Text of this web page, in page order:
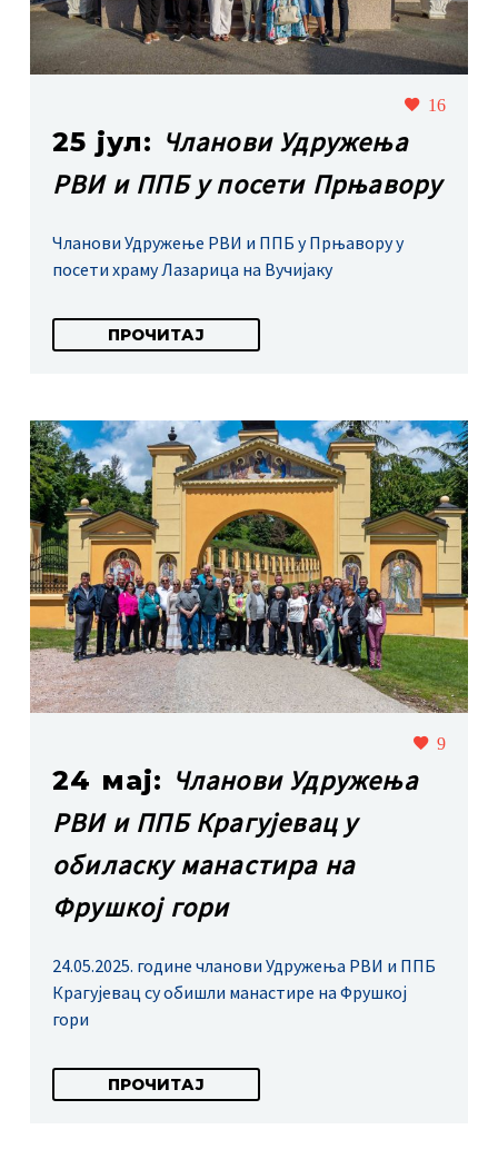
16
25 јул: Чланови Удружења
РВИ и ППБ у посети Прњавору
Чланови Удружење РВИ и ППБ у Прњавору у
посети храму Лазарица на Вучијаку
ПРОЧИТАЈ
9
24 мај: Чланови Удружења
РВИ и ППБ Крагујевац у
обиласку манастира на
Фрушкој гори
24.05.2025. године чланови Удружења РВИ и ППБ
Крагујевац су обишли манастире на Фрушкој
гори
ПРОЧИТАЈ